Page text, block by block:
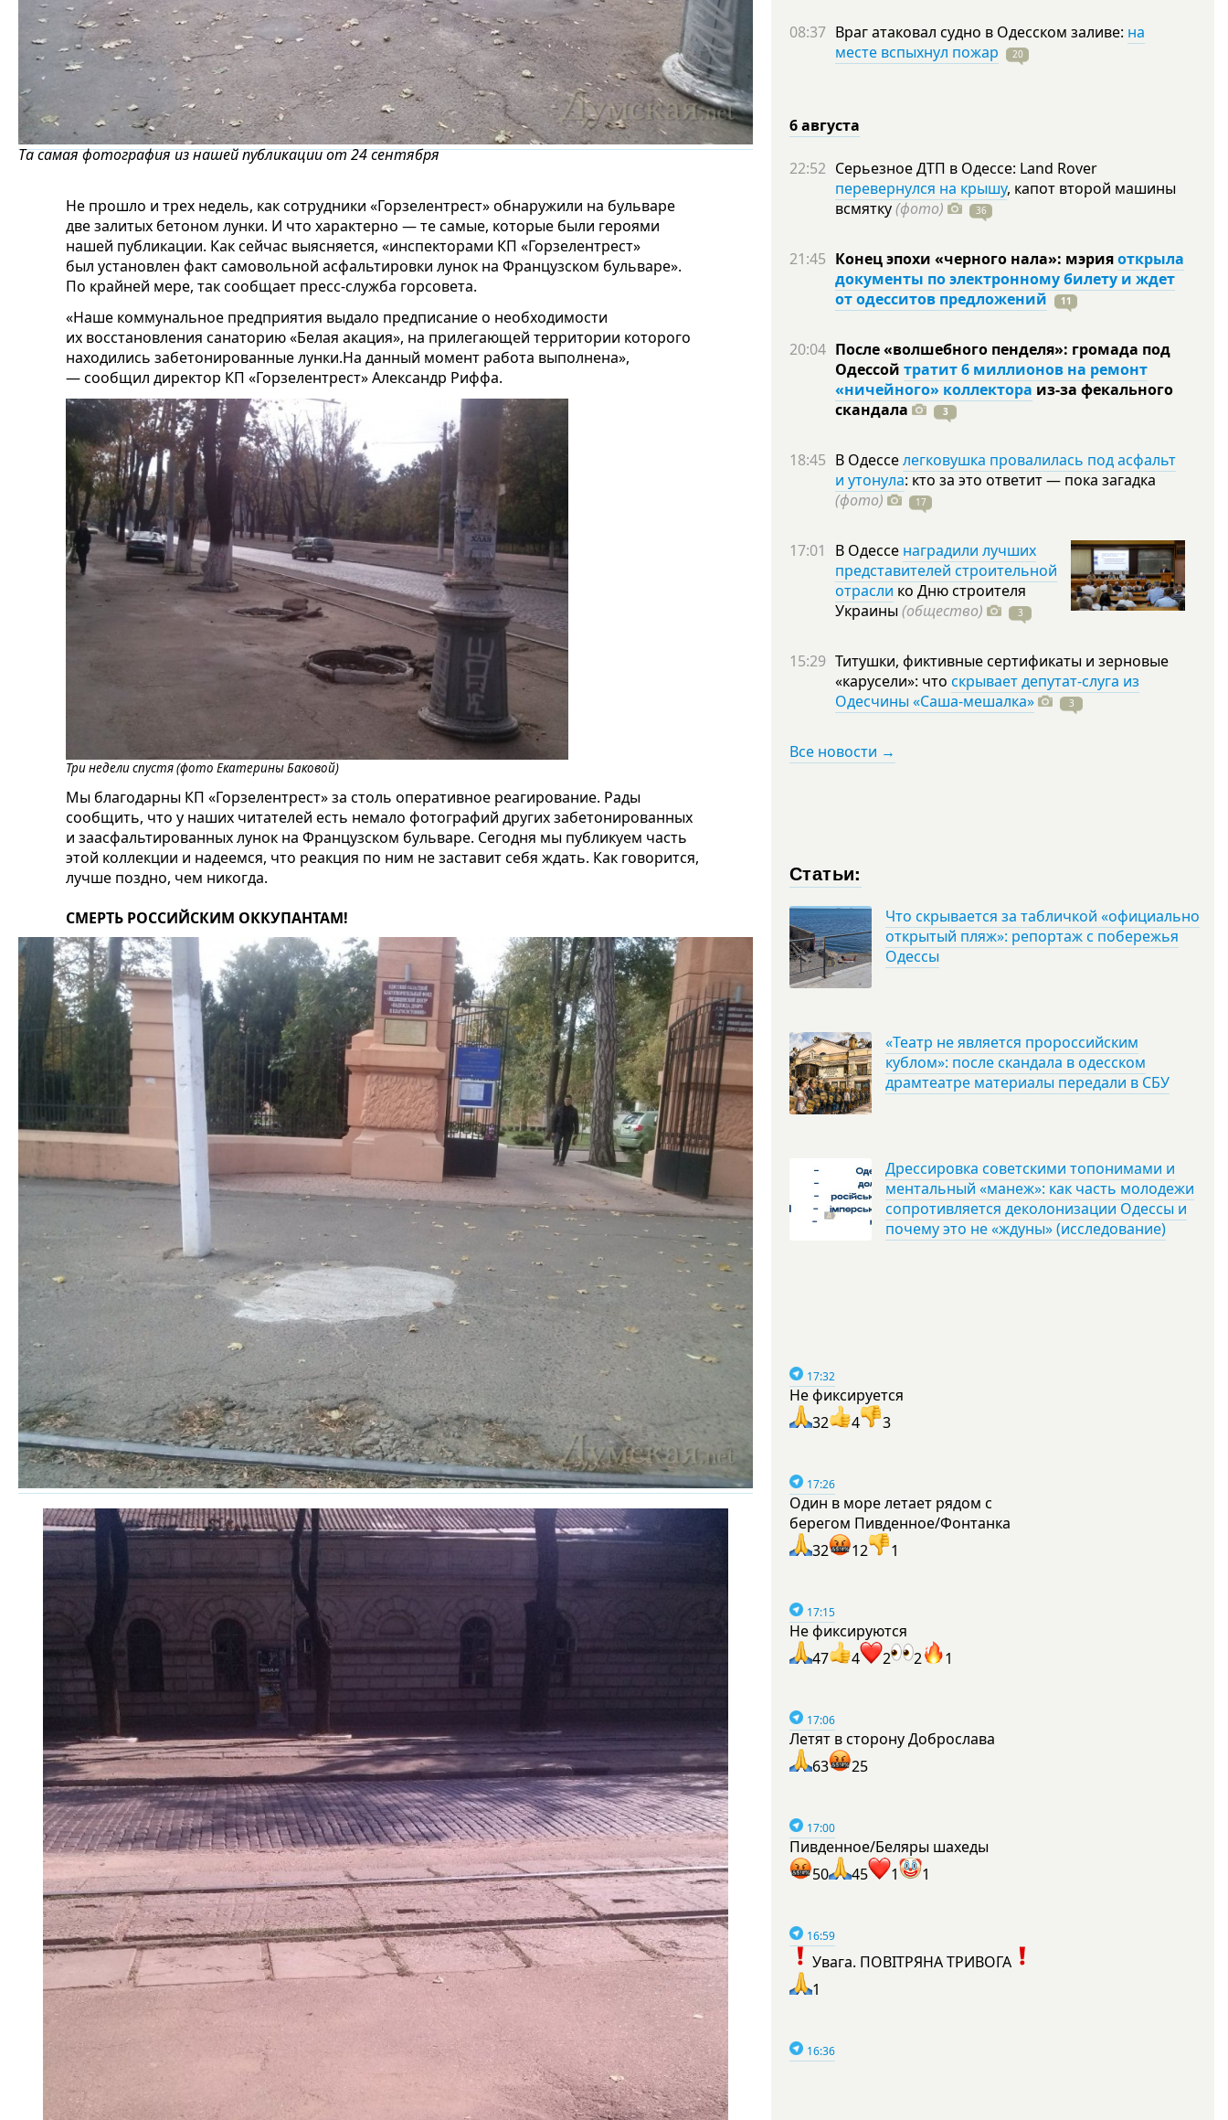
Та самая фотография из нашей публикации от 24 сентября
Не прошло и трех недель, как сотрудники «Горзелентрест» обнаружили на бульваре
две залитых бетоном лунки. И что характерно — те самые, которые были героями
нашей публикации. Как сейчас выясняется, «инспекторами КП «Горзелентрест»
был установлен факт самовольной асфальтировки лунок на Французском бульваре».
По крайней мере, так сообщает пресс-служба горсовета.
«Наше коммунальное предприятия выдало предписание о необходимости
их восстановления санаторию «Белая акация», на прилегающей территории которого
находились забетонированные лунки.На данный момент работа выполнена»,
— сообщил директор КП «Горзелентрест» Александр Риффа.
Три недели спустя (фото Екатерины Баковой)
Мы благодарны КП «Горзелентрест» за столь оперативное реагирование. Рады
сообщить, что у наших читателей есть немало фотографий других забетонированных
и заасфальтированных лунок на Французском бульваре. Сегодня мы публикуем часть
этой коллекции и надеемся, что реакция по ним не заставит себя ждать. Как говорится,
лучше поздно, чем никогда.
СМЕРТЬ РОССИЙСКИМ ОККУПАНТАМ!
08:37 Враг атаковал судно в Одесском заливе: на
месте вспыхнул пожар
20
6 августа
22:52 Серьезное ДТП в Одессе: Land Rover
перевернулся на крышу, капот второй машины
всмятку(фото) 36
21:45 Конец эпохи «черного нала»: мэрияоткрыла
документы по электронному билету и ждет
от одесситов предложений
11
20:04 После «волшебного пенделя»: громада под
Одессой тратит 6 миллионов на ремонт
«ничейного» коллектора из-за фекального
скандала
3
18:45 В Одесселегковушка провалилась под асфальт
и утонула: кто за это ответит — пока загадка
(фото)
17
17:01 В Одессе наградили лучших
представителей строительной
отрасли ко Дню строителя
Украины (общество) 3
15:29 Титушки, фиктивные сертификаты и зерновые
«карусели»: что скрывает депутат-слуга из
Одесчины «Саша-мешалка»
3
Все новости →
Статьи:
Что скрывается за табличкой «официально
открытый пляж»: репортаж с побережья
Одессы
«Театр не является пророссийским
кублом»: после скандала в одесском
драмтеатре материалы передали в СБУ
Дрессировка советскими топонимами и
ментальный «манеж»: как часть молодежи
сопротивляется деколонизации Одессы и
почему это не «ждуны» (исследование)
17:32
Не фиксируется
32
4 3
17:26
Один в море летает рядом с
берегом Пивденное/Фонтанка
32
12 1
17:15
Не фиксируются
47
4 2 2 1
17:06
Летят в сторону Доброслава
63
25
17:00
Пивденное/Беляры шахеды
50
45 1 1
16:59
Увага. ПОВІТРЯНА ТРИВОГА
1
16:36